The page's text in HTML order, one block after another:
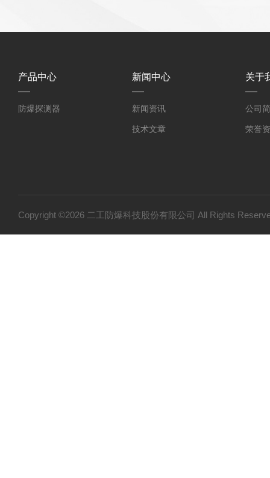
产品中心
防爆探测器
新闻中心
新闻资讯
技术文章
关于
公司
荣誉
Copyright ©2026 二工防爆科技股份有限公司 All Rights